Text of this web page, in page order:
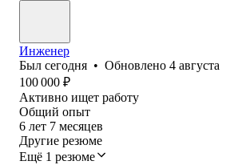
Инженер
Был сегодня • Обновлено 4 августа
100 000 ₽
Активно ищет работу
Общий опыт
6 лет 7 месяцев
Другие резюме
Ещё 1 резюме